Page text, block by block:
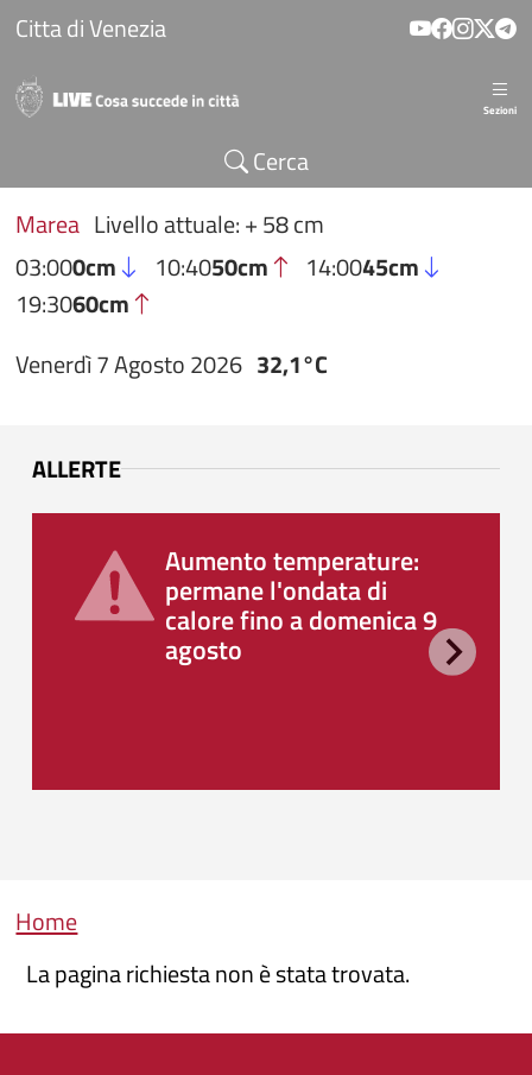
Salta al contenuto principale
Citta di Venezia
Sezioni
Cerca
Marea Livello attuale: + 58 cm
03:000cm 10:4050cm 14:0045cm
19:3060cm
Venerdì 7 Agosto 2026 32,1°C
ALLERTE
Aumento temperature:
permane l'ondata di
calore fino a domenica 9
agosto
Briciole di pane
Home
La pagina richiesta non è stata trovata.